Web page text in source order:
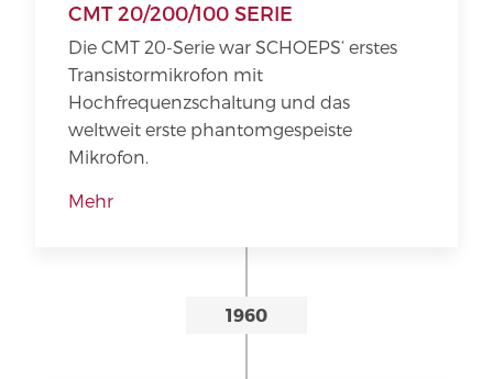
CMT 20/200/100 SERIE
Die CMT 20-Serie war SCHOEPS‘ erstes
Transistormikrofon mit
Hochfrequenzschaltung und das
weltweit erste phantomgespeiste
Mikrofon.
Mehr
1960